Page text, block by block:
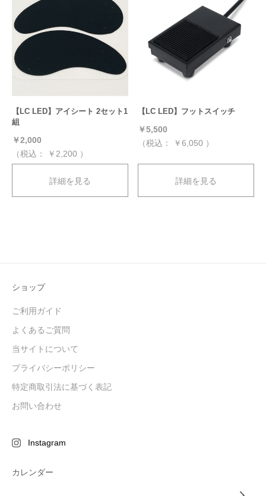
【LC LED】アイシート 2セット1
組
￥2,000
（税込：
￥2,200 ）
詳細を見る
【LC LED】フットスイッチ
￥5,500
（税込：
￥6,050 ）
詳細を見る
ショップ
ご利用ガイド
よくあるご質問
当サイトについて
プライバシーポリシー
特定商取引法に基づく表記
お問い合わせ
Instagram
カレンダー